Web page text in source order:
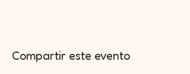
Compartir este evento